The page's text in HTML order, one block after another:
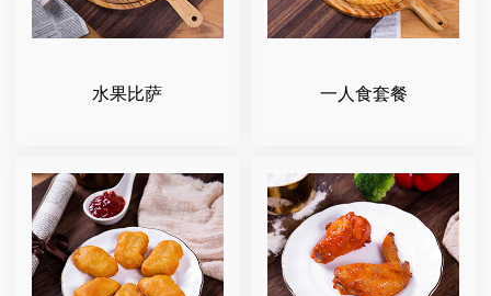
水果比萨 一人食套餐